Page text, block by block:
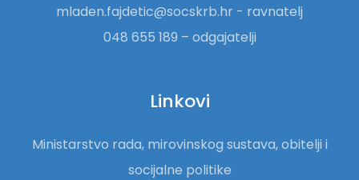
mladen.fajdetic@socskrb.hr - ravnatelj
048 655 189 – odgajatelji
Linkovi
Ministarstvo rada, mirovinskog sustava, obitelji i
socijalne politike